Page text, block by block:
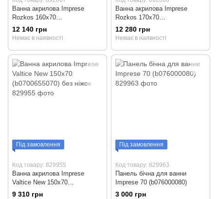
Ванна акрилова Imprese
Rozkos 160x70
(b0701016070+NU) з ніжками
12 140 грн
Немає в наявності
Ванна акрилова Imprese
Rozkos 170x70
(b0701017070+NU) з ніжками
12 280 грн
Немає в наявності
Під замовлення
Код товару: 829955
Ванна акрилова Imprese
Valtice New 150x70
(b0700655070) без ніжок
9 310 грн
Під замовлення
Код товару: 829963
Панель бічна для ванни
Imprese 70 (b076000080)
3 000 грн